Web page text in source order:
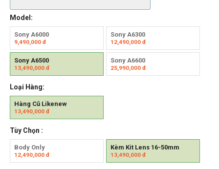
Model:
Sony A6000
9,490,000 đ
Sony A6300
12,490,000đ
Sony A6500
13,490,000 đ
Sony A6600
25,990,000đ
Loại Hàng:
Hàng Cũ Likenew
13,490,000 đ
Tùy Chọn :
Body Only
12,490,000 đ
Kèm Kit Lens 16-50mm
13,490,000đ